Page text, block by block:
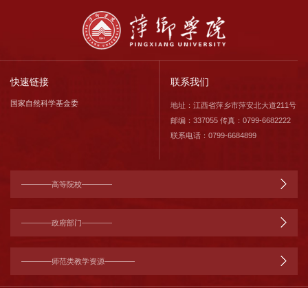
快速链接
国家自然科学基金委
联系我们
地址：江西省萍乡市萍安北大道211号
邮编：337055 传真：0799-6682222
联系电话：0799-6684899
————高等院校————
————政府部门————
————师范类教学资源————